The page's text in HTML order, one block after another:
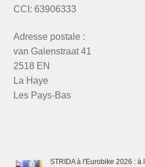
CCI: 63906333
Adresse postale :
van Galenstraat 41
2518 EN
La Haye
Les Pays-Bas
STRIDA à l'Eurobike 2026 : à